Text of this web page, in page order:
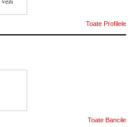
Toate Profilele
Toate Bancile